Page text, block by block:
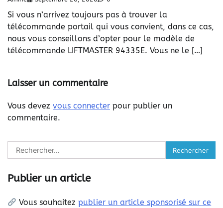
Si vous n’arrivez toujours pas à trouver la
télécommande portail qui vous convient, dans ce cas,
nous vous conseillons d’opter pour le modèle de
télécommande LIFTMASTER 94335E. Vous ne le […]
Laisser un commentaire
Vous devez vous connecter pour publier un
commentaire.
Rechercher :
Publier un article
Vous souhaitezpublier un article sponsorisé sur ce